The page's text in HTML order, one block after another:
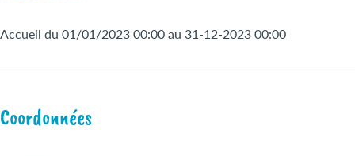
Accueil du 01/01/2023 00:00 au 31-12-2023 00:00
Coordonnées